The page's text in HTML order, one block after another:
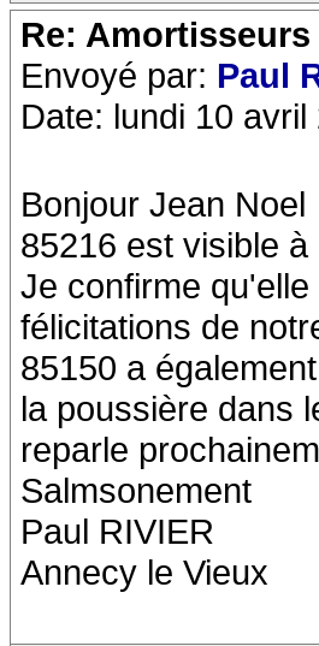
Re: Amortisseurs
Envoyé par: Paul
Date: lundi 10
Bonjour Jean Noel
85216 est visible
Je confirme
félicitations de
85150 a
la poussière dans
reparle
Salmsonement
Paul RIVIER
Annecy le Vieux